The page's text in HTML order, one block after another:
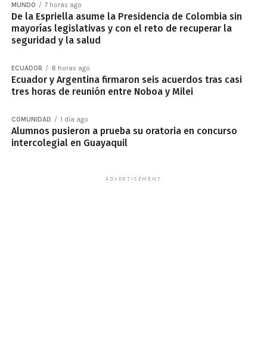
MUNDO 7 horas ago
De la Espriella asume la Presidencia de Colombia sin
mayorías legislativas y con el reto de recuperar la
seguridad y la salud
ECUADOR 8 horas ago
Ecuador y Argentina firmaron seis acuerdos tras casi
tres horas de reunión entre Noboa y Milei
COMUNIDAD 1 día ago
Alumnos pusieron a prueba su oratoria en concurso
intercolegial en Guayaquil
ADVERTISEMENT